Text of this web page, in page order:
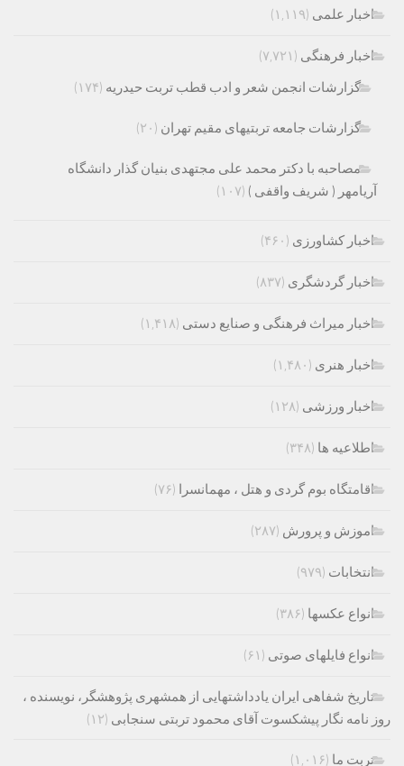
اخبار علمی (۱,۱۱۹)
اخبار فرهنگی (۷,۷۲۱)
گزارشات انجمن شعر و ادب قطب تربت حیدریه (۱۷۴)
گزارشات جامعه تربتیهای مقیم تهران (۲۰)
مصاحبه با دکتر محمد علی مجتهدی بنیان گذار دانشگاه
آریامهر ( شریف واقفی ) (۱۰۷)
اخبار کشاورزی (۴۶۰)
اخبار گردشگری (۸۳۷)
اخبار میراث فرهنگی و صنایع دستی (۱,۴۱۸)
اخبار هنری (۱,۴۸۰)
اخبار ورزشی (۱۲۸)
اطلاعیه ها (۳۴۸)
اقامتگاه بوم گردی و هتل ، مهمانسرا (۷۶)
اموزش و پرورش (۲۸۷)
انتخابات (۹۷۹)
انواع عکسها (۳۸۶)
انواع فایلهای صوتی (۶۱)
تاریخ شفاهی ایران یادداشتهایی از همشهری پژوهشگر، نویسنده ،
روز نامه نگار پیشکسوت آقای محمود تربتی سنجابی (۱۲)
تربت ما (۱,۰۱۶)